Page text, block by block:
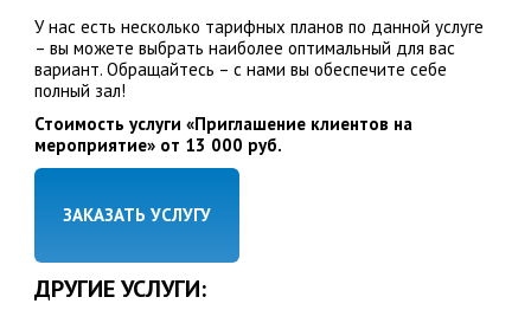
У нас есть несколько тарифных планов по данной услуге
– вы можете выбрать наиболее оптимальный для вас
вариант. Обращайтесь – с нами вы обеспечите себе
полный зал!
Стоимость услуги «Приглашение клиентов на
мероприятие» от 13 000 руб.
ЗАКАЗАТЬ УСЛУГУ
ДРУГИЕ УСЛУГИ: